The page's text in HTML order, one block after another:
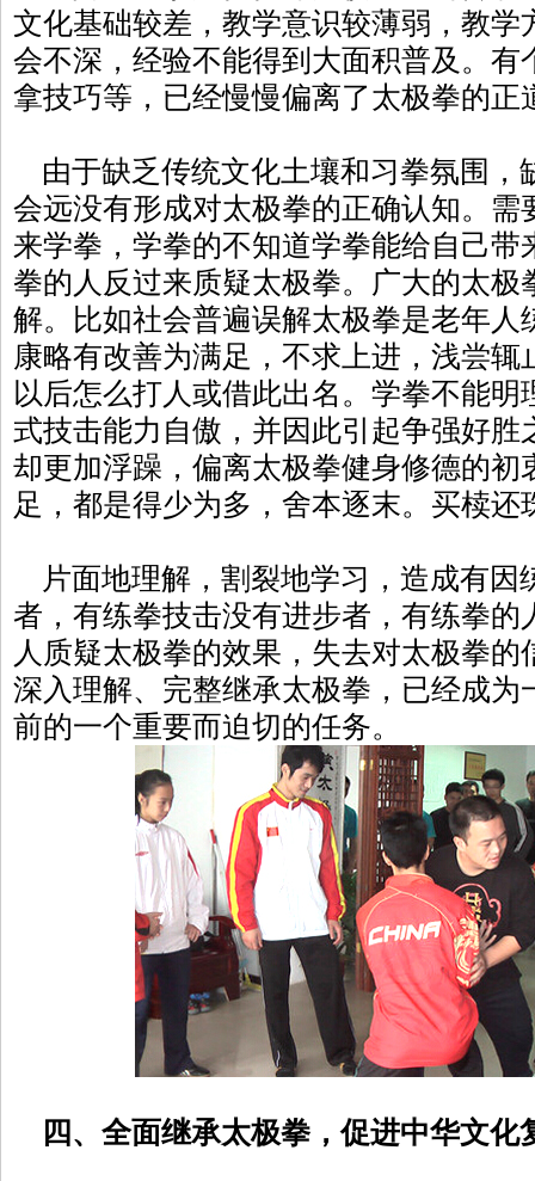
文化基础较差，教学意识较薄弱，教学
会不深，经验不能得到大面积普及。有
拿技巧等，已经慢慢偏离了太极拳的正
由于缺乏传统文化土壤和习拳氛围，
会远没有形成对太极拳的正确认知。需
来学拳，学拳的不知道学拳能给自己带
拳的人反过来质疑太极拳。广大的太极
解。比如社会普遍误解太极拳是老年人
康略有改善为满足，不求上进，浅尝
以后怎么打人或借此出名。学拳不能
式技击能力自傲，并因此引起争强好胜
却更加浮躁，偏离太极拳健身修德的
足，都是得少为多，舍本逐末。买椟还
片面地理解，割裂地学习，造成有因
者，有练拳技击没有进步者，有练拳的
人质疑太极拳的效果，失去对太极拳
深入理解、完整继承太极拳，已经成为
前的一个重要而迫切的任务。
四、全面继承太极拳，促进中华文化